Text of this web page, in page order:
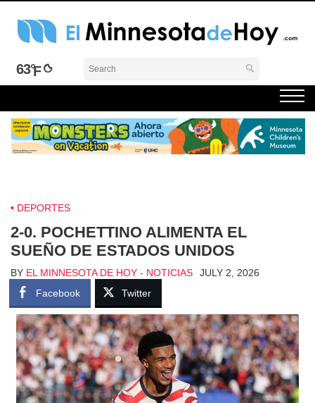
Skip
El Minnesota de Hoy Noticias
Latino Noticias Minnesota News
63°
DEPORTES
2-0. POCHETTINO ALIMENTA EL
SUEÑO DE ESTADOS UNIDOS
BY EL MINNESOTA DE HOY - NOTICIAS
JULY 2, 2026
Facebook
Twitter